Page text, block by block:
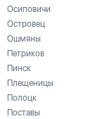
Осиповичи
Островец
Ошмяны
Петриков
Пинск
Плещеницы
Полоцк
Поставы